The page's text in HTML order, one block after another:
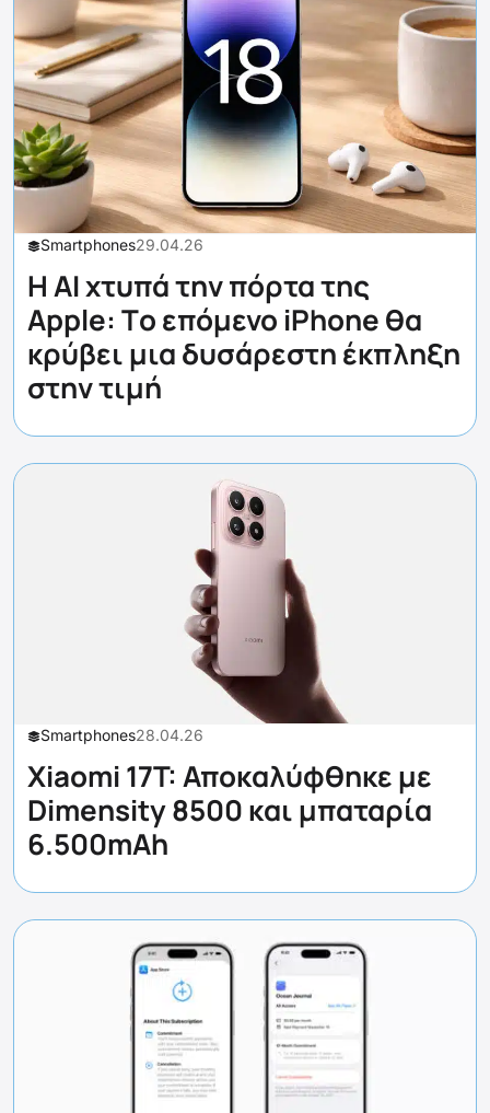
Smartphones29.04.26
Η AI χτυπά την πόρτα της
Apple: Tο επόμενο iPhone θα
κρύβει μια δυσάρεστη έκπληξη
στην τιμή
Smartphones28.04.26
Xiaomi 17T: Αποκαλύφθηκε με
Dimensity 8500 και μπαταρία
6.500mAh